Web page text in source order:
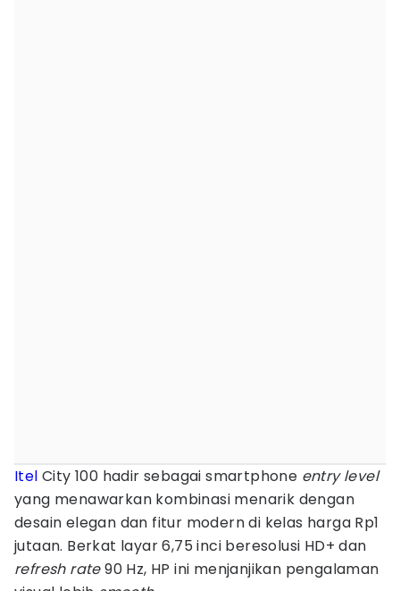
Itel City 100 hadir sebagai smartphone entry level
yang menawarkan kombinasi menarik dengan
desain elegan dan fitur modern di kelas harga Rp1
jutaan. Berkat layar 6,75 inci beresolusi HD+ dan
refresh rate90 Hz, HP ini menjanjikan pengalaman